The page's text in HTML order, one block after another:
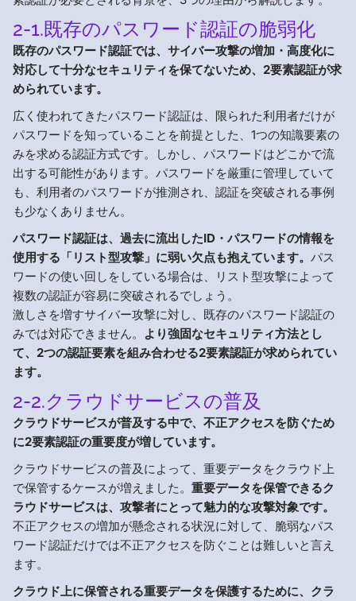
2-1.既存のパスワード認証の脆弱化
既存のパスワード認証では、サイバー攻撃の増加・高度化に
対応して十分なセキュリティを保てないため、2要素認証が求
められています。
広く使われてきたパスワード認証は、限られた利用者だけが
パスワードを知っていることを前提とした、1つの知識要素の
みを求める認証方式です。しかし、パスワードはどこかで流
出する可能性があります。パスワードを厳重に管理していて
も、利用者のパスワードが推測され、認証を突破される事例
も少なくありません。
パスワード認証は、過去に流出したID・パスワードの情報を
使用する「リスト型攻撃」に弱い欠点も抱えています。 パス
ワードの使い回しをしている場合は、リスト型攻撃によって
複数の認証が容易に突破されるでしょう。
激しさを増すサイバー攻撃に対し、既存のパスワード認証の
みでは対応できません。
より強固なセキュリティ方法とし
て、2つの認証要素を組み合わせる2要素認証が求められてい
ます。
2-2.クラウドサービスの普及
クラウドサービスが普及する中で、不正アクセスを防ぐため
に2要素認証の重要度が増しています。
クラウドサービスの普及によって、重要データをクラウド上
で保管するケースが増えました。 重要データを保管できるク
ラウドサービスは、攻撃者にとって魅力的な攻撃対象です。
不正アクセスの増加が懸念される状況に対して、脆弱なパス
ワード認証だけでは不正アクセスを防ぐことは難しいと言え
ます。
クラウド上に保管される重要データを保護するために、クラ